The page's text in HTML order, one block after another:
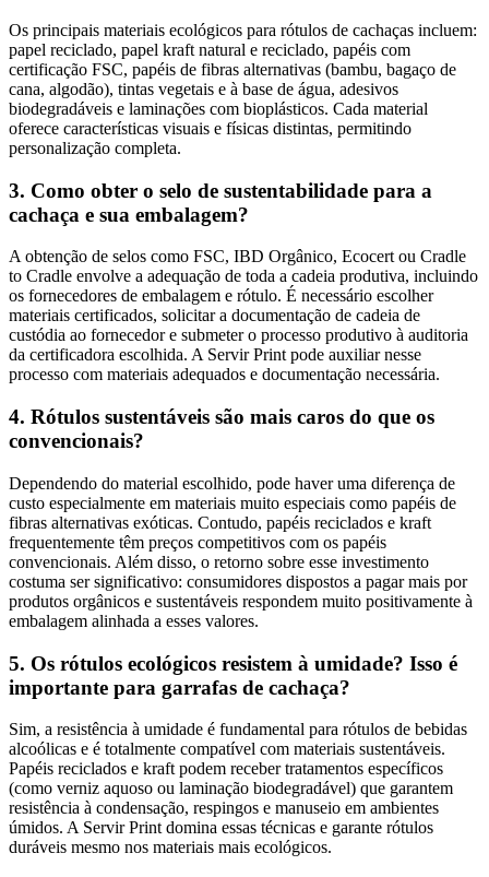
Os principais materiais ecológicos para rótulos de cachaças incluem:
papel reciclado, papel kraft natural e reciclado, papéis com
certificação FSC, papéis de fibras alternativas (bambu, bagaço de
cana, algodão), tintas vegetais e à base de água, adesivos
biodegradáveis e laminações com bioplásticos. Cada material
oferece características visuais e físicas distintas, permitindo
personalização completa.
3. Como obter o selo de sustentabilidade para a
cachaça e sua embalagem?
A obtenção de selos como FSC, IBD Orgânico, Ecocert ou Cradle
to Cradle envolve a adequação de toda a cadeia produtiva, incluindo
os fornecedores de embalagem e rótulo. É necessário escolher
materiais certificados, solicitar a documentação de cadeia de
custódia ao fornecedor e submeter o processo produtivo à auditoria
da certificadora escolhida. A Servir Print pode auxiliar nesse
processo com materiais adequados e documentação necessária.
4. Rótulos sustentáveis são mais caros do que os
convencionais?
Dependendo do material escolhido, pode haver uma diferença de
custo especialmente em materiais muito especiais como papéis de
fibras alternativas exóticas. Contudo, papéis reciclados e kraft
frequentemente têm preços competitivos com os papéis
convencionais. Além disso, o retorno sobre esse investimento
costuma ser significativo: consumidores dispostos a pagar mais por
produtos orgânicos e sustentáveis respondem muito positivamente à
embalagem alinhada a esses valores.
5. Os rótulos ecológicos resistem à umidade? Isso é
importante para garrafas de cachaça?
Sim, a resistência à umidade é fundamental para rótulos de bebidas
alcoólicas e é totalmente compatível com materiais sustentáveis.
Papéis reciclados e kraft podem receber tratamentos específicos
(como verniz aquoso ou laminação biodegradável) que garantem
resistência à condensação, respingos e manuseio em ambientes
úmidos. A Servir Print domina essas técnicas e garante rótulos
duráveis mesmo nos materiais mais ecológicos.